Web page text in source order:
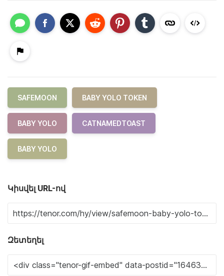
SAFEMOON BABY YOLO TOKEN
BABY YOLO CATNAMEDTOAST
BABY YOLO
Կիսվել URL-ով
Զետեղել